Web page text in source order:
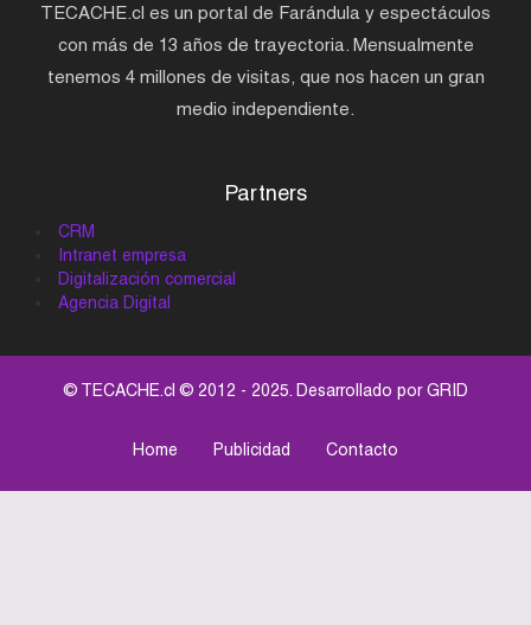
TECACHE.cl es un portal de Farándula y espectáculos
con más de 13 años de trayectoria. Mensualmente
tenemos 4 millones de visitas, que nos hacen un gran
medio independiente.
Partners
CRM
Intranet empresa
Digitalización comercial
Agencia Digital
© TECACHE.cl © 2012 - 2025. Desarrollado porGRID
Home Publicidad Contacto